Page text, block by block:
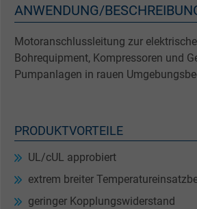
ANWENDUNG/
Motoranschlussleitung zur
Bohrequipment, Kompressoren und
Pumpanlagen in rauen
PRODUKTVORTEILE
UL/cUL approbiert
extrem breiter
geringer Kopplungswiderstand